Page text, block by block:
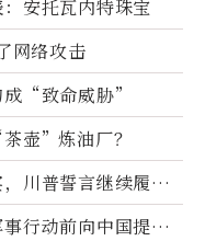
安托瓦内特珠宝
网络攻击
成“致命威胁”
壶”炼油厂？
川普誓言继续履行
行动前向中国提供